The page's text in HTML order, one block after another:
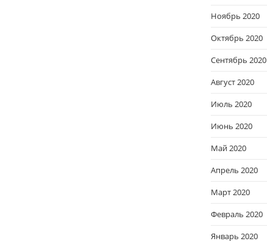
Ноябрь 2020
Октябрь 2020
Сентябрь 2020
Август 2020
Июль 2020
Июнь 2020
Май 2020
Апрель 2020
Март 2020
Февраль 2020
Январь 2020